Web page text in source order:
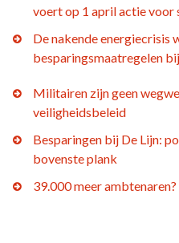
voert op 1 april actie voor
De nakende energiecrisis
besparingsmaatregelen
Militairen zijn geen
veiligheidsbeleid
Besparingen bij De Lijn:
bovenste plank
39.000 meer